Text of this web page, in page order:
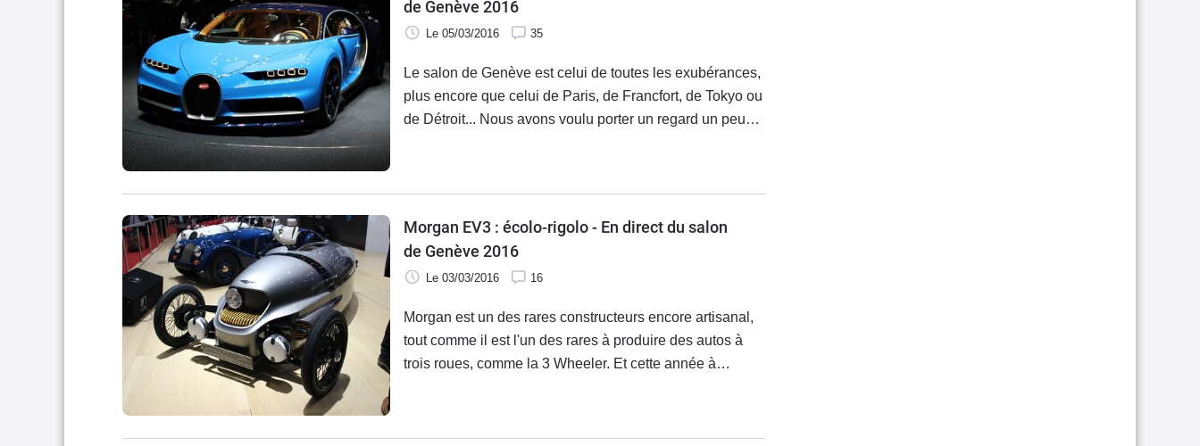
de Genève 2016
Le 05/03/2016 35
Le salon de Genève est celui de toutes les exubérances,
plus encore que celui de Paris, de Francfort, de Tokyo ou
de Détroit... Nous avons voulu porter un regard un peu
Morgan EV3 : écolo-rigolo - En direct du salon
de Genève 2016
Le 03/03/2016 16
Morgan est un des rares constructeurs encore artisanal,
tout comme il est l'un des rares à produire des autos à
trois roues, comme la 3 Wheeler. Et cette année à